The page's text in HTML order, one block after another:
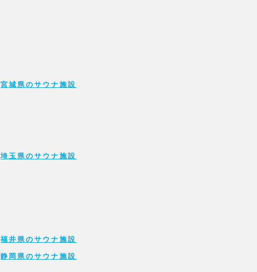
宮城県のサウナ施設
埼玉県のサウナ施設
福井県のサウナ施設
静岡県のサウナ施設